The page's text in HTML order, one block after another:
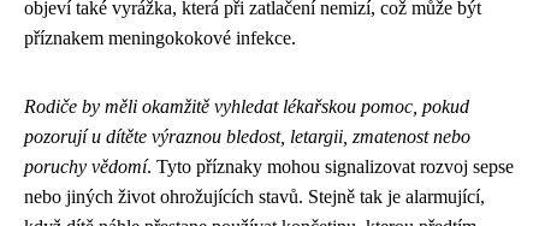
objeví také vyrážka, která při zatlačení nemizí, což může být
příznakem meningokokové infekce.
Rodiče by měli okamžitě vyhledat lékařskou pomoc, pokud
pozorují u dítěte výraznou bledost, letargii, zmatenost nebo
poruchy vědomí. Tyto příznaky mohou signalizovat rozvoj sepse
nebo jiných život ohrožujících stavů. Stejně tak je alarmující,